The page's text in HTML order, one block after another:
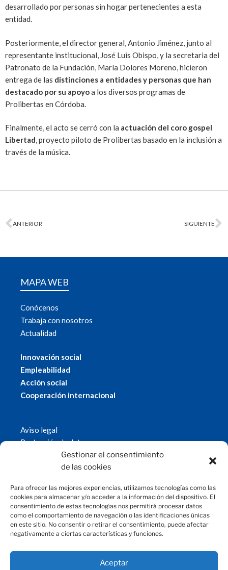
Gestionar el consentimiento
de las cookies
Para ofrecer las mejores experiencias, utilizamos tecnologías como las
cookies para almacenar y/o acceder a la información del dispositivo. El
consentimiento de estas tecnologías nos permitirá procesar datos
como el comportamiento de navegación o las identificaciones únicas
en este sitio. No consentir o retirar el consentimiento, puede afectar
negativamente a ciertas características y funciones.
Aceptar
desarrollado por personas sin hogar pertenecientes a esta
entidad.
Posteriormente, el director general, Antonio Jiménez, junto al
representante institucional, José Luis Obispo, y la secretaria del
Patronato de la Fundación, María Dolores Moreno, hicieron
entrega de las distinciones a entidades y personas que han
destacado por su apoyoa los diversos programas de
Prolibertas en Córdoba.
Finalmente, el acto se cerró con la actuación del coro gospel
Libertad, proyecto piloto de Prolibertas basado en la inclusión a
través de la música.
ANTERIOR SIGUIENTE
MAPA WEB
Conócenos
Trabaja con nosotros
Actualidad
Innovación social
Empleabilidad
Acción social
Cooperación internacional
Aviso legal
Protección de datos
Política de cookies
© 2019 Fundación Magtel.
CONTACTO
fundacion@magtel.es
Parque Empresarial Las Quemadas
C/Gabriel Ramos Bejarano, 114